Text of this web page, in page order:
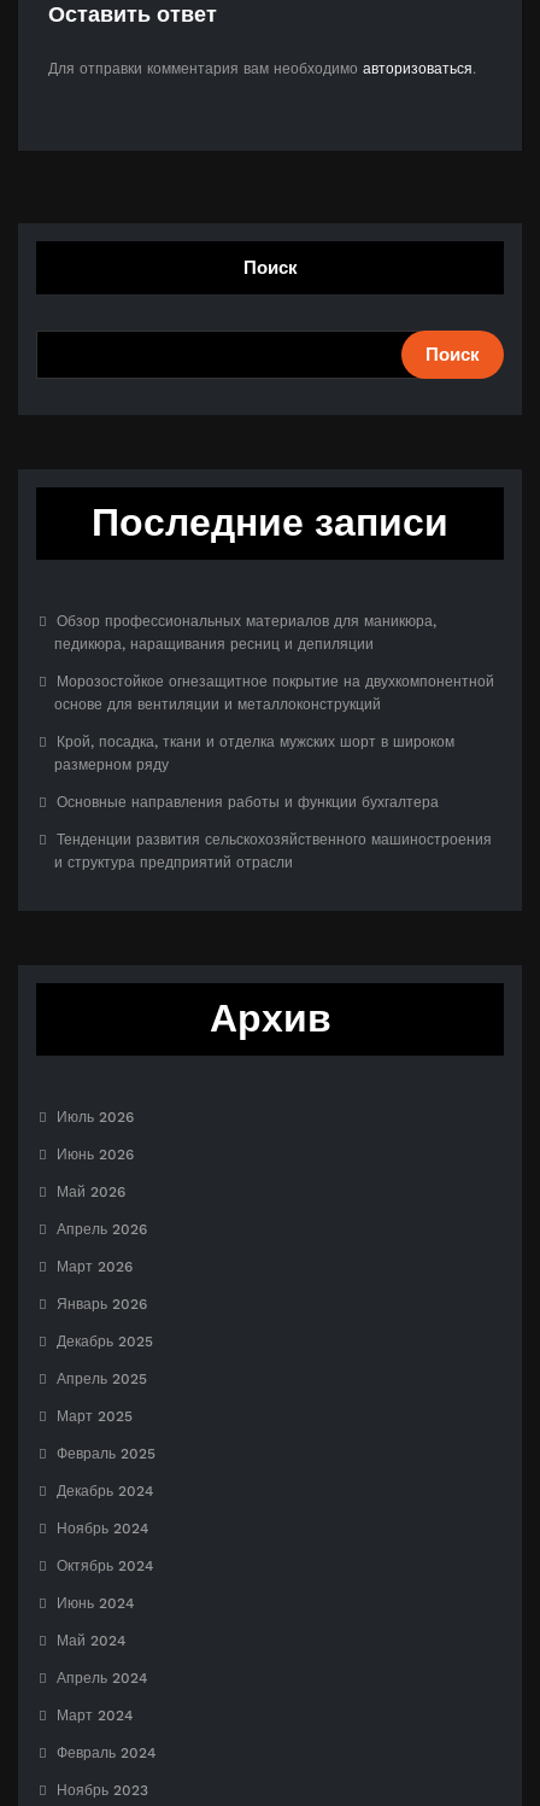
Оставить ответ
Для отправки комментария вам необходимо авторизоваться.
Поиск
Поиск
Последние записи
Обзор профессиональных материалов для маникюра,
педикюра, наращивания ресниц и депиляции
Морозостойкое огнезащитное покрытие на двухкомпонентной
основе для вентиляции и металлоконструкций
Крой, посадка, ткани и отделка мужских шорт в широком
размерном ряду
Основные направления работы и функции бухгалтера
Тенденции развития сельскохозяйственного машиностроения
и структура предприятий отрасли
Архив
Июль 2026
Июнь 2026
Май 2026
Апрель 2026
Март 2026
Январь 2026
Декабрь 2025
Апрель 2025
Март 2025
Февраль 2025
Декабрь 2024
Ноябрь 2024
Октябрь 2024
Июнь 2024
Май 2024
Апрель 2024
Март 2024
Февраль 2024
Ноябрь 2023